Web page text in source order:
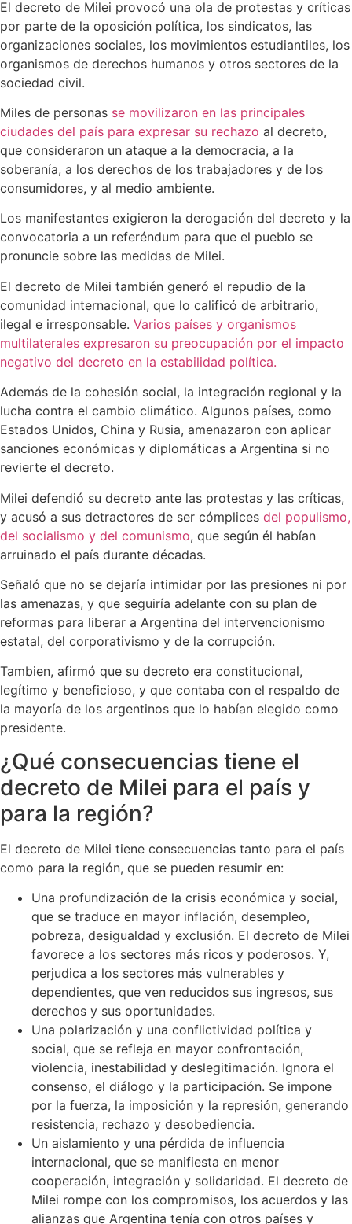
El decreto de Milei provocó una ola de protestas y críticas
por parte de la oposición política, los sindicatos, las
organizaciones sociales, los movimientos estudiantiles, los
organismos de derechos humanos y otros sectores de la
sociedad civil.
Miles de personas se movilizaron en las principales
ciudades del país para expresar su rechazo al decreto,
que consideraron un ataque a la democracia, a la
soberanía, a los derechos de los trabajadores y de los
consumidores, y al medio ambiente.
Los manifestantes exigieron la derogación del decreto y la
convocatoria a un referéndum para que el pueblo se
pronuncie sobre las medidas de Milei.
El decreto de Milei también generó el repudio de la
comunidad internacional, que lo calificó de arbitrario,
ilegal e irresponsable. Varios países y organismos
multilaterales expresaron su preocupación por el impacto
negativo del decreto en la estabilidad política.
Además de la cohesión social, la integración regional y la
lucha contra el cambio climático. Algunos países, como
Estados Unidos, China y Rusia, amenazaron con aplicar
sanciones económicas y diplomáticas a Argentina si no
revierte el decreto.
Milei defendió su decreto ante las protestas y las críticas,
y acusó a sus detractores de ser cómplices del populismo,
del socialismo y del comunismo, que según él habían
arruinado el país durante décadas.
Señaló que no se dejaría intimidar por las presiones ni por
las amenazas, y que seguiría adelante con su plan de
reformas para liberar a Argentina del intervencionismo
estatal, del corporativismo y de la corrupción.
Tambien, afirmó que su decreto era constitucional,
legítimo y beneficioso, y que contaba con el respaldo de
la mayoría de los argentinos que lo habían elegido como
presidente.
¿Qué consecuencias tiene el
decreto de Milei para el país y
para la región?
El decreto de Milei tiene consecuencias tanto para el país
como para la región, que se pueden resumir en:
Una profundización de la crisis económica y social,
que se traduce en mayor inflación, desempleo,
pobreza, desigualdad y exclusión. El decreto de Milei
favorece a los sectores más ricos y poderosos. Y,
perjudica a los sectores más vulnerables y
dependientes, que ven reducidos sus ingresos, sus
derechos y sus oportunidades.
Una polarización y una conflictividad política y
social, que se refleja en mayor confrontación,
violencia, inestabilidad y deslegitimación. Ignora el
consenso, el diálogo y la participación. Se impone
por la fuerza, la imposición y la represión, generando
resistencia, rechazo y desobediencia.
Un aislamiento y una pérdida de influencia
internacional, que se manifiesta en menor
cooperación, integración y solidaridad. El decreto de
Milei rompe con los compromisos, los acuerdos y las
alianzas que Argentina tenía con otros países y